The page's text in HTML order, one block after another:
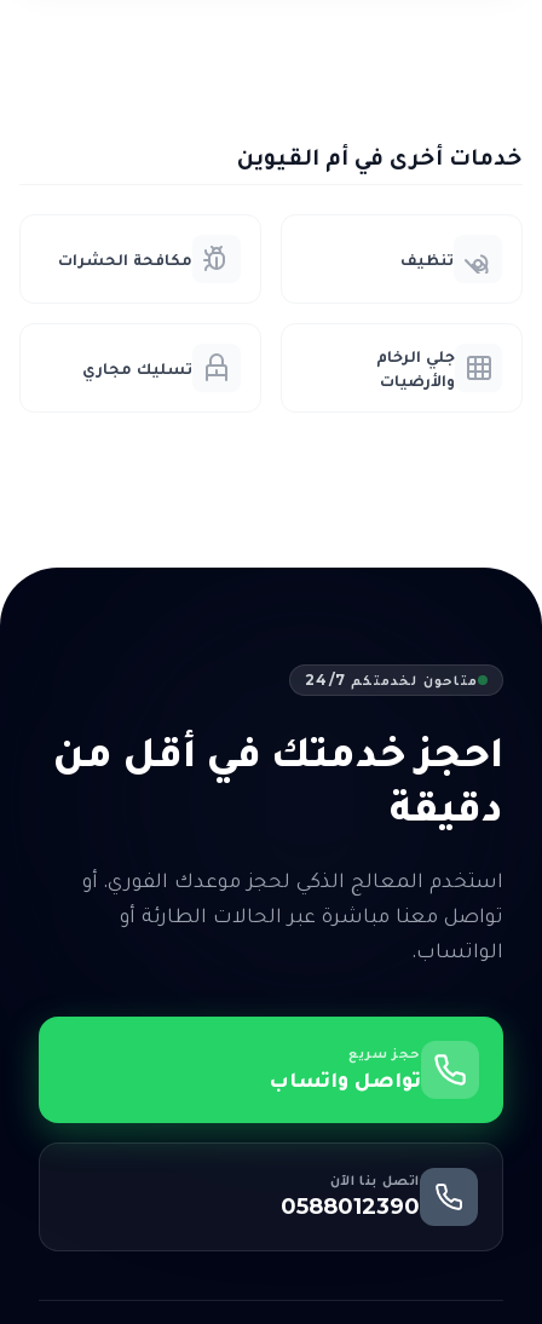
خدمات أخرى في أم القيوين
تنظيف مكافحة الحشرات
جلي الرخام
والأرضيات
تسليك مجاري
متاحون لخدمتكم 24/7
احجز خدمتك في أقل من
دقيقة
استخدم المعالج الذكي لحجز موعدك الفوري. أو
تواصل معنا مباشرة عبر الحالات الطارئة أو
الواتساب.
حجز سريع
تواصل واتساب
اتصل بنا الآن
0588012390